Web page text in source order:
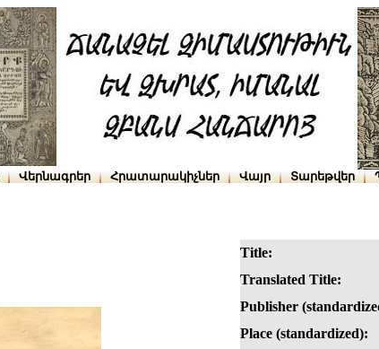
Վերնագրեր Հրատարակիչներ Վայր Տարեթվեր
Title:
Translated Title:
Publisher
Place (standardized):